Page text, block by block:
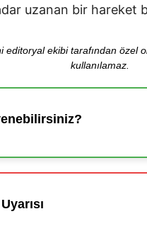
uzanan bir hareket
ekibi tarafından özel
kullanılamaz.